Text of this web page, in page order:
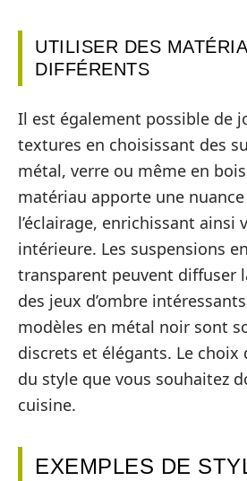
UTILISER DES
DIFFÉRENTS
Il est également possible de
textures en choisissant des
métal, verre ou même en
matériau apporte une
l’éclairage, enrichissant ainsi
intérieure. Les suspensions
transparent peuvent diffuser
des jeux d’ombre
modèles en métal noir sont
discrets et élégants. Le choix
du style que vous souhaitez
cuisine.
EXEMPLES DE